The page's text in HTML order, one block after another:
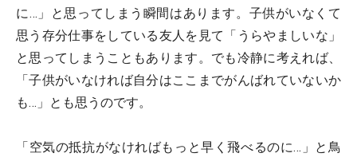
に…」と思ってしまう瞬間はあります。子供がいなくて
思う存分仕事をしている友人を見て「うらやましいな」
と思ってしまうこともあります。でも冷静に考えれば、
「子供がいなければ自分はここまでがんばれていないか
も…」とも思うのです。
「空気の抵抗がなければもっと早く飛べるのに…」と鳥